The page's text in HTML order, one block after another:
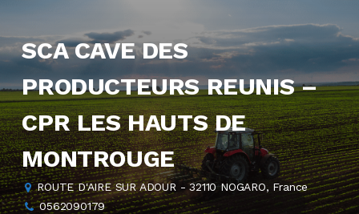
SCA CAVE DES
PRODUCTEURS REUNIS –
CPR LES HAUTS DE
MONTROUGE
ROUTE D'AIRE SUR ADOUR - 32110 NOGARO, France
0562090179